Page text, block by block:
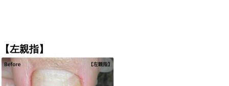
【左親指】